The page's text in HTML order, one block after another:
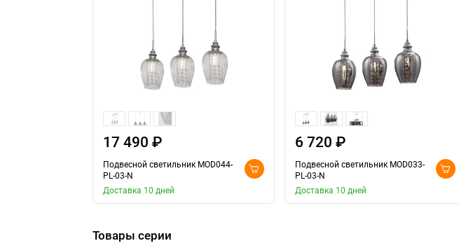
17 490 ₽
Подвесной светильник MOD044-
PL-03-N
Доставка 10 дней
6 720 ₽
Подвесной светильник MOD033-
PL-03-N
Доставка 10 дней
Товары серии